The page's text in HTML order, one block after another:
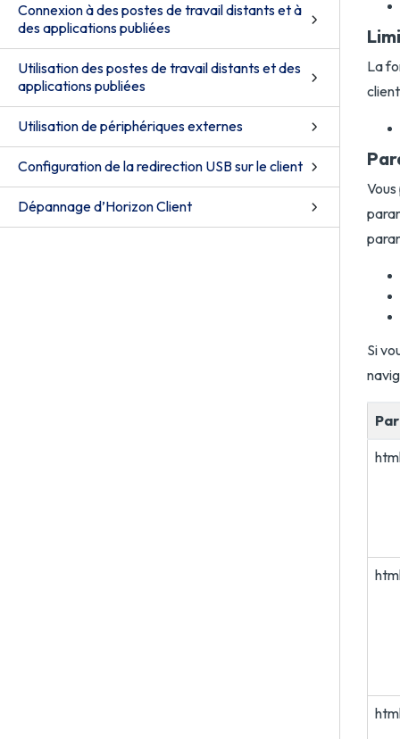
Connexion à des postes de travail distants et à
des applications publiées
Utilisation des postes de travail distants et des
applications publiées
Utilisation de périphériques externes
Configuration de la redirection USB sur le client
Dépannage d’Horizon Client
La
Si